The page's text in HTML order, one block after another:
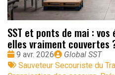
SST et ponts de mai :
elles vraiment couvertes
Date
:
9 avr. 2026
Publié
par
Global SST
Tags
Sauveteur Secouriste du